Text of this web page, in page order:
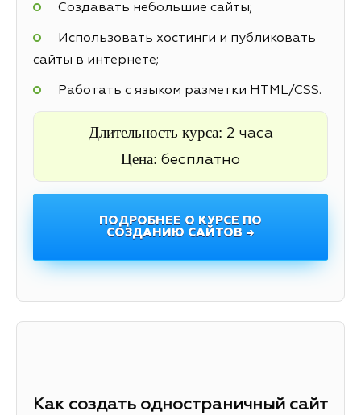
Создавать небольшие сайты;
Использовать хостинги и публиковать
сайты в интернете;
Работать с языком разметки HTML/CSS.
Длительность курса: 2 часа
Цена: бесплатно
ПОДРОБНЕЕ О КУРСЕ ПО
СОЗДАНИЮ САЙТОВ →
Как создать одностраничный сайт